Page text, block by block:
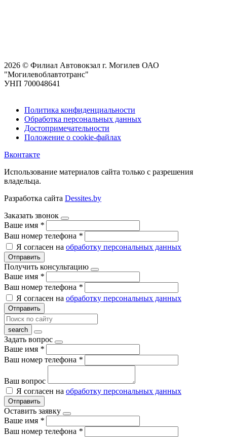
2026 © Филиал Автовокзал г. Могилев ОАО
"Могилевоблавтотранс"
УНП 700048641
Политика конфиденциальности
Обработка персональных данных
Достопримечательности
Положение о cookie-файлах
Вконтакте
Использование материалов сайта только с разрешения
владельца.
Разработка сайта Dessites.by
Заказать звонок
Ваше имя *
Ваш номер телефона *
Я согласен на обработку персональных данных
Отправить
Получить консультацию
Ваше имя *
Ваш номер телефона *
Я согласен на обработку персональных данных
Отправить
Задать вопрос
Ваше имя *
Ваш номер телефона *
Ваш вопрос
Я согласен на обработку персональных данных
Отправить
Оставить заявку
Ваше имя *
Ваш номер телефона *